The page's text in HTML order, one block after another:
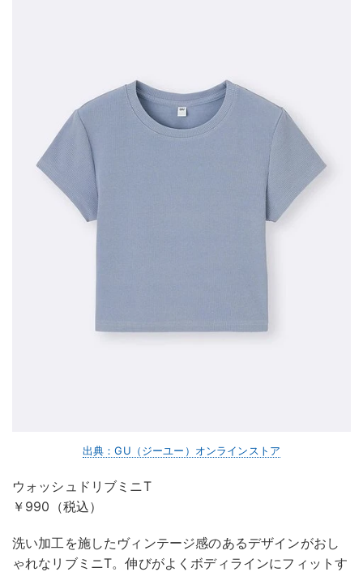
出典：GU（ジーユー）オンラインストア
ウォッシュドリブミニT
￥990（税込）
洗い加工を施したヴィンテージ感のあるデザインがおし
ゃれなリブミニT。伸びがよくボディラインにフィットす